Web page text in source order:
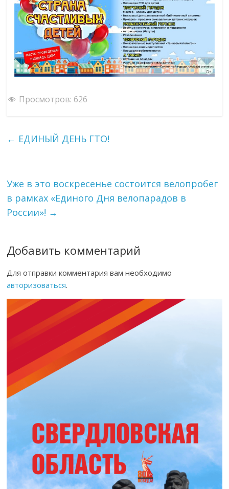
Просмотров: 626
← ЕДИНЫЙ ДЕНЬ ГТО!
Уже в это воскресенье состоится велопробег
в рамках «Единого Дня велопарадов в
России»! →
Добавить комментарий
Для отправки комментария вам необходимо
авторизоваться.